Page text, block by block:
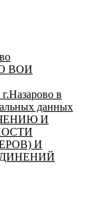
ВОИ
в
данных
И
И